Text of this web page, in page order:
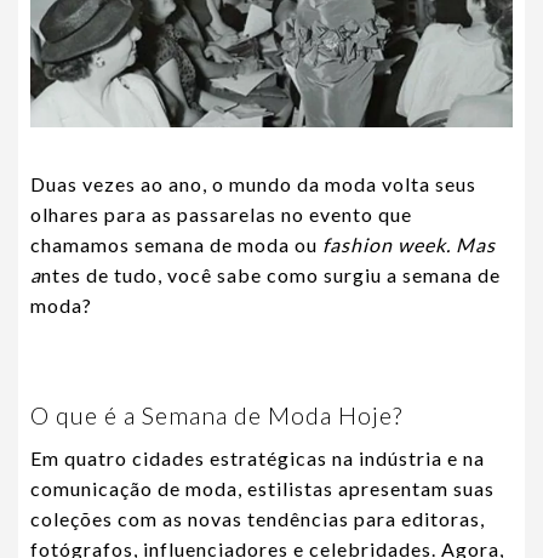
Duas vezes ao ano, o mundo da moda volta seus
olhares para as passarelas no evento que
chamamos semana de moda ou fashion week. Mas
antes de tudo, você sabe como surgiu a semana de
moda?
O que é a Semana de Moda Hoje?
Em quatro cidades estratégicas na indústria e na
comunicação de moda, estilistas apresentam suas
coleções com as novas tendências para editoras,
fotógrafos, influenciadores e celebridades. Agora,